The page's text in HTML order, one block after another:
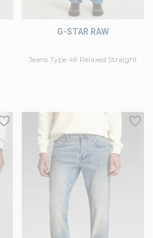
Jeans Type 49 Relaxed Straight
G-STAR RAW